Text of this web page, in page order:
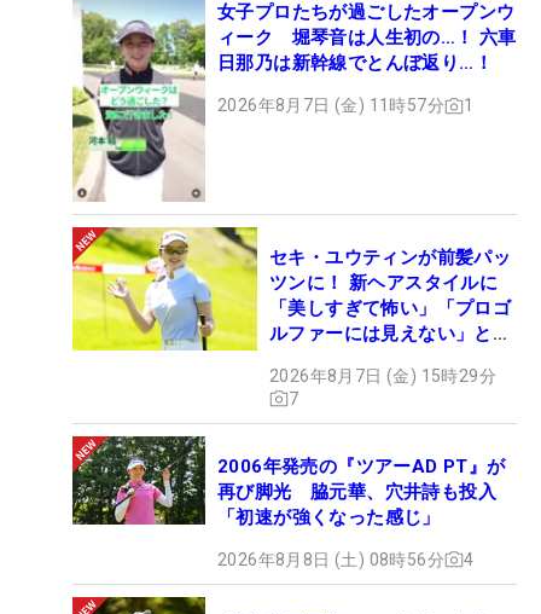
女子プロたちが過ごしたオープンウ
ィーク 堀琴音は人生初の…！ 六車
日那乃は新幹線でとんぼ返り…！
2026年8月7日 (金) 11時57分 1
セキ・ユウティンが前髪パッ
ツンに！ 新ヘアスタイルに
「美しすぎて怖い」「プロゴ
ルファーには見えない」とコ
2026年8月7日 (金) 15時29分
7
2006年発売の『ツアーAD PT』が
再び脚光 脇元華、穴井詩も投入
「初速が強くなった感じ」
2026年8月8日 (土) 08時56分 4